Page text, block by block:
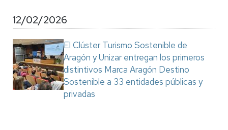
12/02/2026
El Clúster Turismo Sostenible de
Aragón y Unizar entregan los primeros
distintivos Marca Aragón Destino
Sostenible a 33 entidades públicas y
privadas